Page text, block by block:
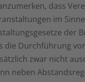
dass
im
der
die Durchführung
zwar nicht
neben